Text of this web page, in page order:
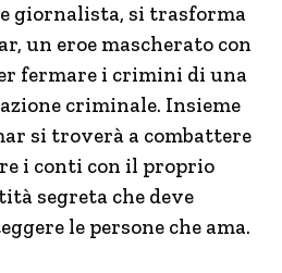
giornalista, si trasforma
un eroe mascherato con
fermare i crimini di una
criminale. Insieme
si troverà a combattere
i conti con il proprio
segreta che deve
le persone che ama.